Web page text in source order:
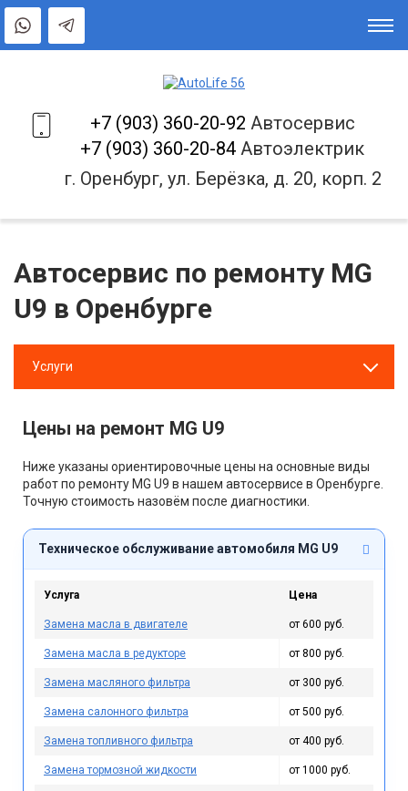
+7 (903) 360-20-92 Автосервис
+7 (903) 360-20-84 Автоэлектрик
г. Оренбург, ул. Берёзка, д. 20, корп. 2
Автосервис по ремонту MG
U9 в Оренбурге
Услуги
Цены на ремонт MG U9
Ниже указаны ориентировочные цены на основные виды
работ по ремонту MG U9 в нашем автосервисе в Оренбурге.
Точную стоимость назовём после диагностики.
Техническое обслуживание автомобиля MG U9
Услуга Цена
Замена масла в двигателе от 600 руб.
Замена масла в редукторе от 800 руб.
Замена масляного фильтра от 300 руб.
Замена салонного фильтра от 500 руб.
Замена топливного фильтра от 400 руб.
Замена тормозной жидкости от 1000 руб.